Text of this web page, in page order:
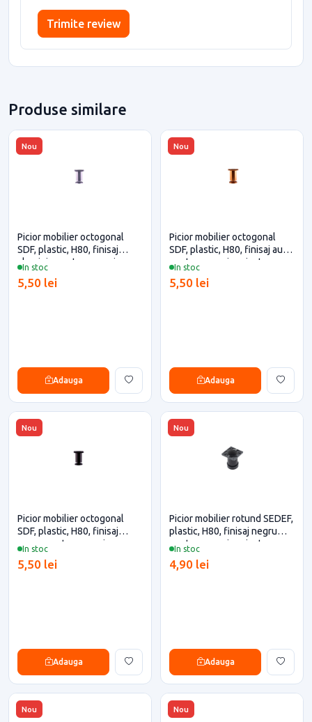
Trimite review
Produse similare
Nou
In stoc
Picior mobilier octogonal
SDF, plastic, H80, finisaj
aluminiu pentru casa si
5,50 lei
Adauga
Nou
In stoc
Picior mobilier octogonal
SDF, plastic, H80, finisaj auriu
pentru casa si proiecte
5,50 lei
Adauga
Nou
In stoc
Picior mobilier octogonal
SDF, plastic, H80, finisaj
negru pentru casa si
5,50 lei
Adauga
Nou
In stoc
Picior mobilier rotund SEDEF,
plastic, H80, finisaj negru
pentru casa si proiecte
4,90 lei
Adauga
Nou Nou